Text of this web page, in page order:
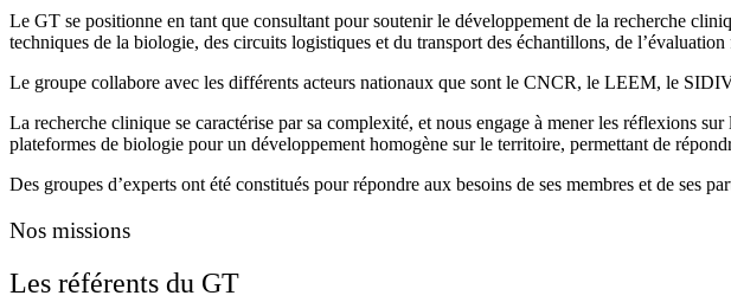
Le GT se positionne en tant que consultant pour soutenir le développement de la recherche
techniques de la biologie, des circuits logistiques et du transport des échantillons, de
Le groupe collabore avec les différents acteurs nationaux que sont le CNCR, le LEEM, le
La recherche clinique se caractérise par sa complexité, et nous engage à mener les réflexions
plateformes de biologie pour un développement homogène sur le territoire, permettant de
Des groupes d’experts ont été constitués pour répondre aux besoins de ses membres et de ses
Nos missions
Les référents du GT